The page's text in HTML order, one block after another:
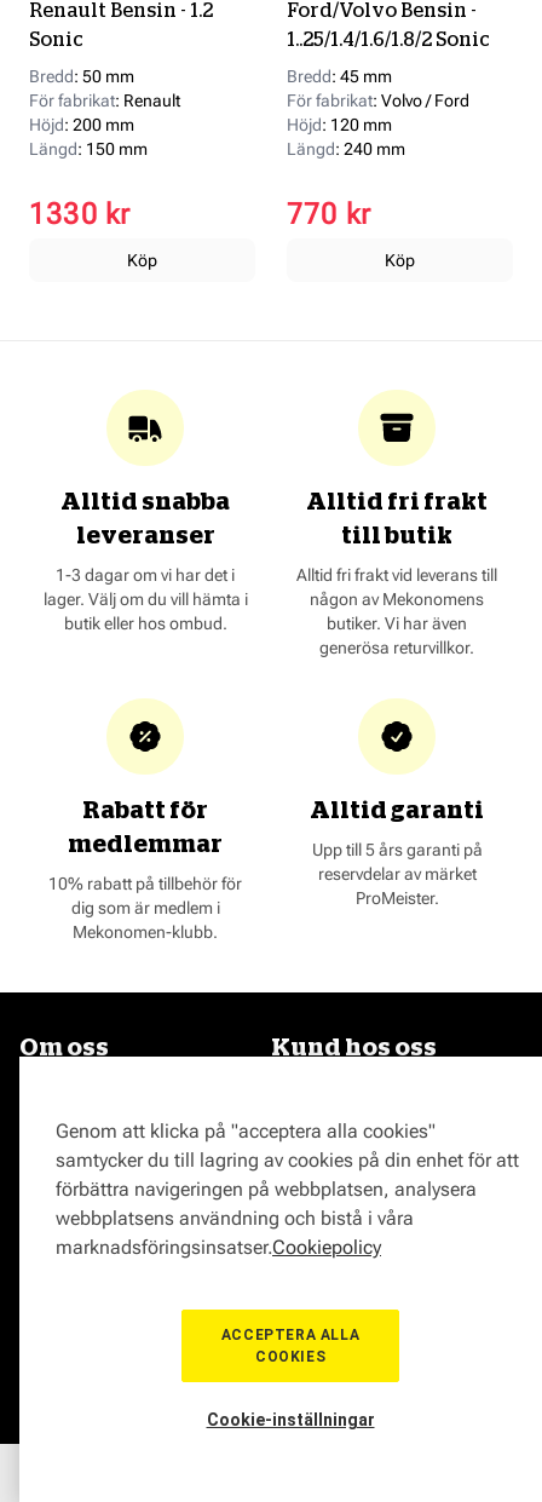
Renault Bensin - 1.2
Sonic
Bredd: 50 mm
För fabrikat: Renault
Höjd: 200 mm
Längd: 150 mm
1330 kr
Köp
Ford/Volvo Bensin -
1..25/1.4/1.6/1.8/2 Sonic
Bredd: 45 mm
För fabrikat: Volvo / Ford
Höjd: 120 mm
Längd: 240 mm
770 kr
Köp
Alltid snabba
leveranser
1-3 dagar om vi har det i
lager. Välj om du vill hämta i
butik eller hos ombud.
Alltid fri frakt
till butik
Alltid fri frakt vid leverans till
någon av Mekonomens
butiker. Vi har även
generösa returvillkor.
Rabatt för
medlemmar
10% rabatt på tillbehör för
dig som är medlem i
Mekonomen-klubb.
Alltid garanti
Upp till 5 års garanti på
reservdelar av märket
ProMeister.
Om oss
Jobba på Mekonomen
Press
Kontakta Mekonomen
Tyck till om oss
Varumärken hos Mekonomen
Kund hos oss
Webbshop
Bilverkstad
Butik
Bildelar
Medlemskap
personuppgifter
Serviceavtal
Mekonomen Fleet
Våra bilverkstäder i Sverige
Genom att klicka på "acceptera alla cookies"
samtycker du till lagring av cookies på din enhet för att
förbättra navigeringen på webbplatsen, analysera
webbplatsens användning och bistå i våra
marknadsföringsinsatser.Cookiepolicy
ACCEPTERA ALLA
COOKIES
Cookie-inställningar